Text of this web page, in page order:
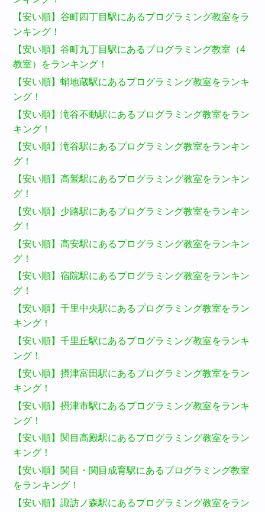
【安い順】谷町四丁目駅にあるプログラミング教室をラ
ンキング！
【安い順】谷町九丁目駅にあるプログラミング教室（4
教室）をランキング！
【安い順】蛸地蔵駅にあるプログラミング教室をランキ
ング！
【安い順】滝谷不動駅にあるプログラミング教室をラン
キング！
【安い順】滝谷駅にあるプログラミング教室をランキン
グ！
【安い順】高鷲駅にあるプログラミング教室をランキン
グ！
【安い順】少路駅にあるプログラミング教室をランキン
グ！
【安い順】高安駅にあるプログラミング教室をランキン
グ！
【安い順】宿院駅にあるプログラミング教室をランキン
グ！
【安い順】千里中央駅にあるプログラミング教室をラン
キング！
【安い順】千里丘駅にあるプログラミング教室をランキ
ング！
【安い順】摂津富田駅にあるプログラミング教室をラン
キング！
【安い順】摂津市駅にあるプログラミング教室をランキ
ング！
【安い順】関目高殿駅にあるプログラミング教室をラン
キング！
【安い順】関目・関目成育駅にあるプログラミング教室
をランキング！
【安い順】諏訪ノ森駅にあるプログラミング教室をラン